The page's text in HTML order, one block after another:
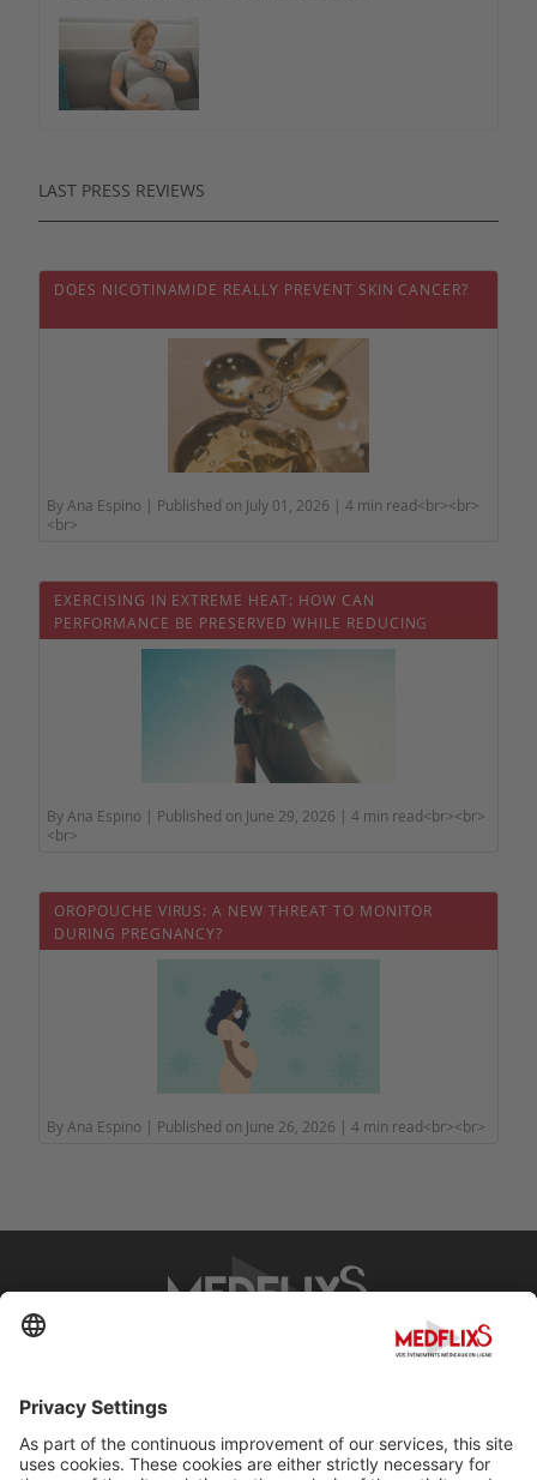
LAST PRESS REVIEWS
DOES NICOTINAMIDE REALLY PREVENT SKIN CANCER?
By Ana Espino | Published on July 01, 2026 | 4 min read<br><br>
<br>
EXERCISING IN EXTREME HEAT: HOW CAN
PERFORMANCE BE PRESERVED WHILE REDUCING
HEALTH RISKS?
By Ana Espino | Published on June 29, 2026 | 4 min read<br><br>
<br>
OROPOUCHE VIRUS: A NEW THREAT TO MONITOR
DURING PREGNANCY?
By Ana Espino | Published on June 26, 2026 | 4 min read<br><br>
Contact